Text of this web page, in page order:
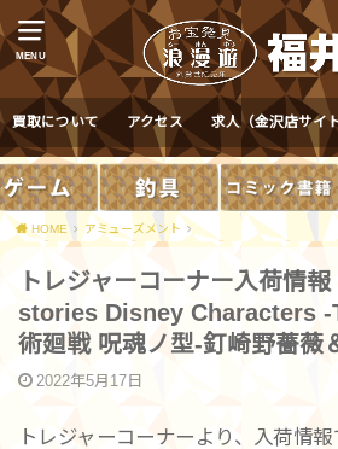
MENU
買取について アクセス 求人（金沢店サイト
HOME アミューズメント
トレジャーコーナー入荷情
stories Disney Characters
術廻戦 呪魂ノ型-釘崎野薔薇
2022年5月17日
トレジャーコーナーより、入荷情報